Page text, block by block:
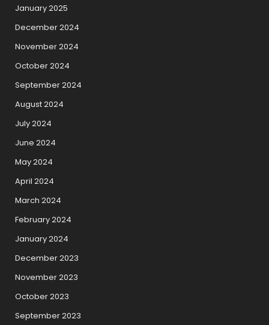
January 2025
December 2024
November 2024
October 2024
September 2024
August 2024
July 2024
June 2024
May 2024
April 2024
March 2024
February 2024
January 2024
December 2023
November 2023
October 2023
September 2023